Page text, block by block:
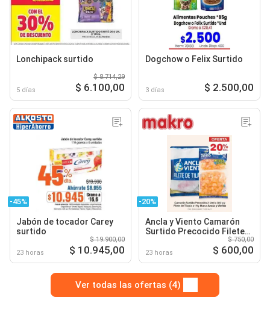
Lonchipack surtido
5 días
$ 8.714,29
$ 6.100,00
Dogchow o Felix Surtido
3 días $ 2.500,00
-45%
Jabón de tocador Carey
surtido
23 horas
$ 19.900,00
$ 10.945,00
-20%
Ancla y Viento Camarón
Surtido Precocido Filete
23 horas
$ 750,00
$ 600,00
Ver todas las ofertas (4)